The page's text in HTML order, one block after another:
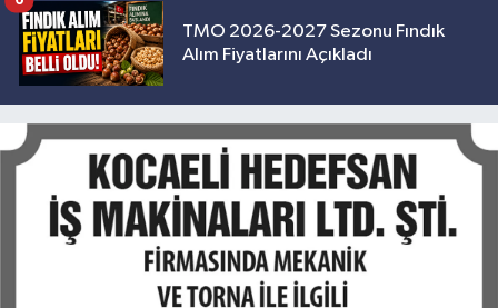
TMO 2026-2027 Sezonu Fındık
Alım Fiyatlarını Açıkladı